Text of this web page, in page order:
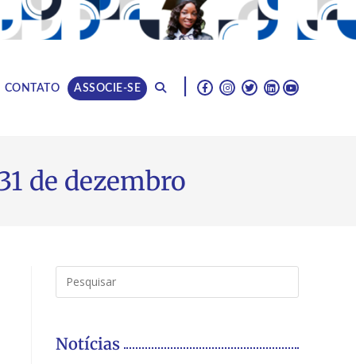
|
CONTATO ASSOCIE-SE
de dezembro
Notícias